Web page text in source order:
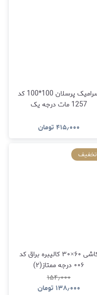
سرامیک پرسلان 100*100 کد
1257 مات درجه یک
۴۱۵٫۰۰۰ تومان
تخفیف
کاشی ۶۰×۳۰ کالیبره براق کد
۰۰۶ درجه ممتاز(۲)
۱۵۴٫۰۰۰
۱۳۸٫۰۰۰ تومان